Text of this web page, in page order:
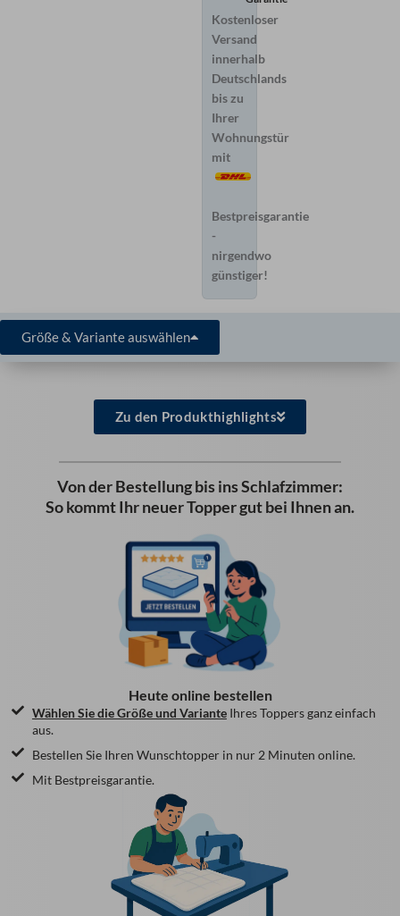
Kostenloser
Versand
innerhalb
Deutschlands
bis zu
Ihrer
Wohnungstür
mit
Bestpreisgarantie
-
nirgendwo
günstiger!
Größe & Variante auswählen
Zu den Produkthighlights
Von der Bestellung bis ins Schlafzimmer:
So kommt Ihr neuer Topper gut bei Ihnen an.
Heute online bestellen
Wählen Sie die Größe und VarianteIhres Toppers ganz einfach
aus.
Bestellen Sie Ihren Wunschtopper in nur 2 Minuten online.
Mit Bestpreisgarantie.